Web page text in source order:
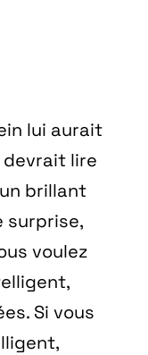
lui aurait
devrait lire
brillant
surprise,
voulez
Si vous